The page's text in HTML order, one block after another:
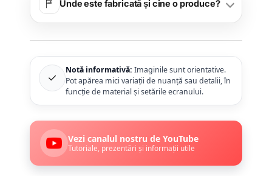
Unde este fabricată și cine o produce?
✓
Notă informativă: Imaginile sunt orientative.
Pot apărea mici variații de nuanță sau detalii, în
funcție de material și setările ecranului.
Vezi canalul nostru de YouTube
Tutoriale, prezentări și informații utile